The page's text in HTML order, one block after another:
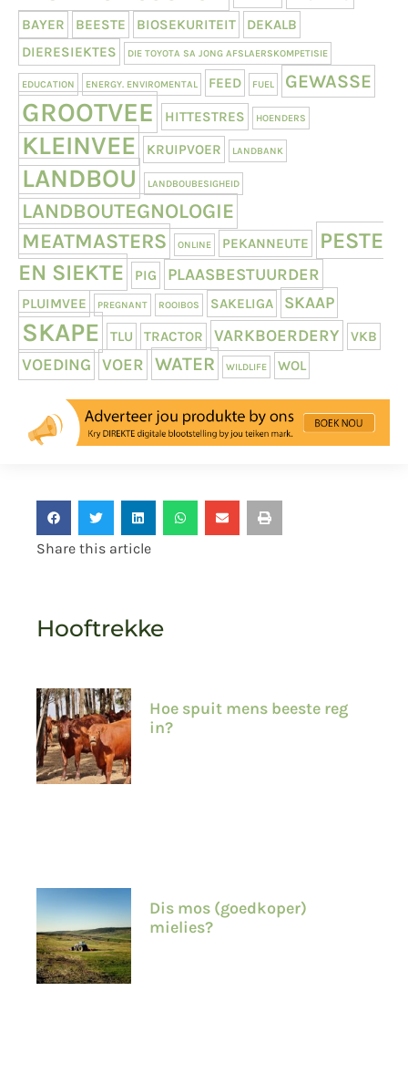
BAYER
BEESTE BIOSEKURITEIT
DEKALB
DIERESIEKTES
DIE TOYOTA SA JONG AFSLAERSKOMPETISIE
EDUCATION ENERGY. ENVIROMENTAL FEED FUEL GEWASSE
GROOTVEE HITTESTRES HOENDERS
KLEINVEE KRUIPVOER LANDBANK
LANDBOU LANDBOUBESIGHEID
LANDBOUTEGNOLOGIE
MEATMASTERS
ONLINE PEKANNEUTE
PESTE
EN SIEKTE
PIG PLAASBESTUURDER
PLUIMVEE PREGNANT ROOIBOS SAKELIGA SKAAP
SKAPE TLU TRACTOR VARKBOERDERY VKB
VOEDING VOER WATER WILDLIFE WOL
Share this article
Hooftrekke
Hoe spuit mens beeste reg
in?
Dis mos (goedkoper)
mielies?